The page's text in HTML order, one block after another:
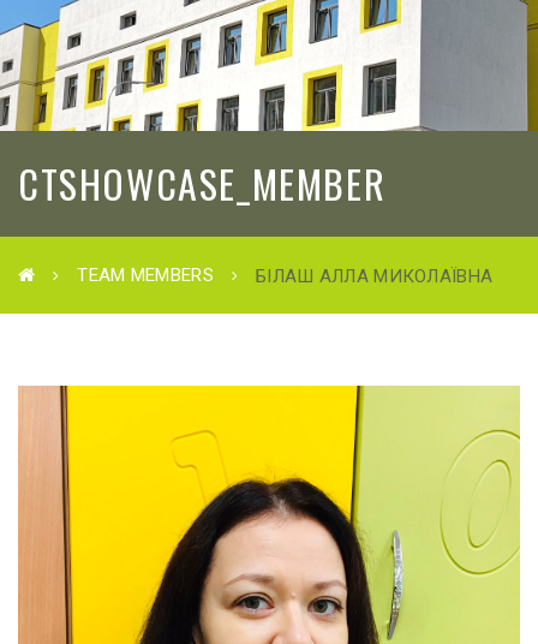
CTSHOWCASE_MEMBER
TEAM MEMBERS БІЛАШ АЛЛА МИКОЛАЇВНА